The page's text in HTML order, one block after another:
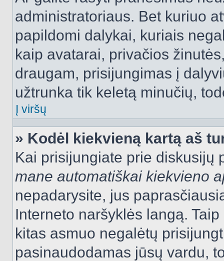
administratoriaus. Bet kuriuo
papildomi dalykai, kuriais
kaip avatarai, privačios
draugam, prisijungimas į
užtrunka tik keletą minučių,
Į viršų
» Kodėl kiekvieną kartą aš
Kai prisijungiate prie diskusijų
mane automatiškai kiekvieno
nepadarysite, jus
Interneto naršyklės langą.
kitas asmuo negalėtų
pasinaudodamas jūsų vardu,